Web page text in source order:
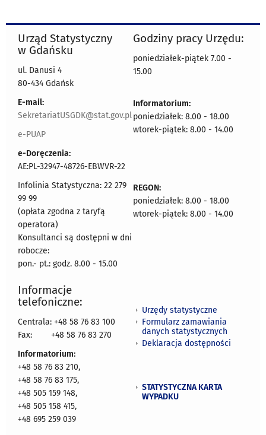
Urząd Statystyczny
w Gdańsku
ul. Danusi 4
80-434 Gdańsk
E-mail:
SekretariatUSGDK@stat.gov.pl
e-PUAP
e-Doręczenia:
AE:PL-32947-48726-EBWVR-22
Infolinia Statystyczna: 22 279
99 99
(opłata zgodna z taryfą
operatora)
Konsultanci są dostępni w dni
robocze:
pon.- pt.: godz. 8.00 - 15.00
Godziny pracy Urzędu:
poniedziałek-piątek 7.00 -
15.00
Informatorium:
poniedziałek: 8.00 - 18.00
wtorek-piątek: 8.00 - 14.00
REGON:
poniedziałek: 8.00 - 18.00
wtorek-piątek: 8.00 - 14.00
Informacje
telefoniczne:
Centrala: +48 58 76 83 100
Fax:
+48 58 76 83 270
Informatorium:
+48 58 76 83 210,
+48 58 76 83 175,
+48 505 159 148,
+48 505 158 415,
+48 695 259 039
Urzędy statystyczne
Formularz zamawiania
danych statystycznych
Deklaracja dostępności
STATYSTYCZNA KARTA
WYPADKU